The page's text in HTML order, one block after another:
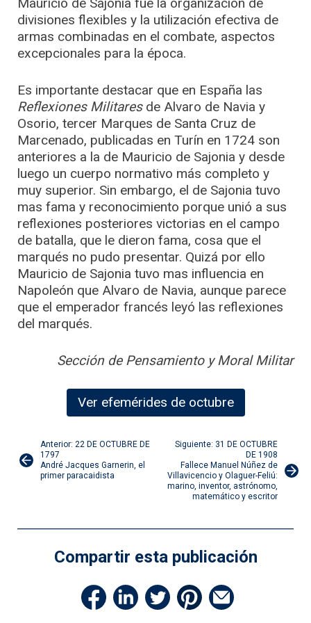
divisiones flexibles y la utilización efectiva de
armas combinadas en el combate, aspectos
excepcionales para la época.
Es importante destacar que en España las
Reflexiones Militaresde Alvaro de Navia y
Osorio, tercer Marques de Santa Cruz de
Marcenado, publicadas en Turín en 1724 son
anteriores a la de Mauricio de Sajonia y desde
luego un cuerpo normativo más completo y
muy superior. Sin embargo, el de Sajonia tuvo
mas fama y reconocimiento porque unió a sus
reflexiones posteriores victorias en el campo
de batalla, que le dieron fama, cosa que el
marqués no pudo presentar. Quizá por ello
Mauricio de Sajonia tuvo mas influencia en
Napoleón que Alvaro de Navia, aunque parece
que el emperador francés leyó las reflexiones
del marqués.
Sección de Pensamiento y Moral Militar
Ver efemérides de octubre
Navegación
de
Anterior: 22 DE OCTUBRE DE
1797
André Jacques Garnerin, el
primer paracaidista
Siguiente: 31 DE OCTUBRE
DE 1908
Fallece Manuel Núñez de
Villavicencio y Olaguer-Feliú:
marino, inventor, astrónomo,
matemático y escritor
Compartir esta publicación